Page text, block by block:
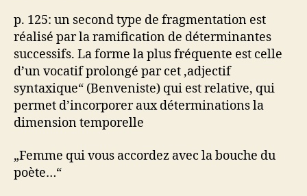
p. 125: un second type de fragmentation est
réalisé par la ramification de déterminantes
successifs. La forme la plus fréquente est celle
d’un vocatif prolongé par cet ‚adjectif
syntaxique“ (Benveniste) qui est relative, qui
permet d’incorporer aux déterminations la
dimension temporelle
„Femme qui vous accordez avec la bouche du
poète…“